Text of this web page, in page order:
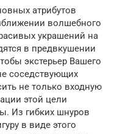
атрибутов
волшебного
украшений на
в предвкушении
экстерьер Вашего
соседствующих
не только входную
этой цели
Из гибких шнуров
в виде этого